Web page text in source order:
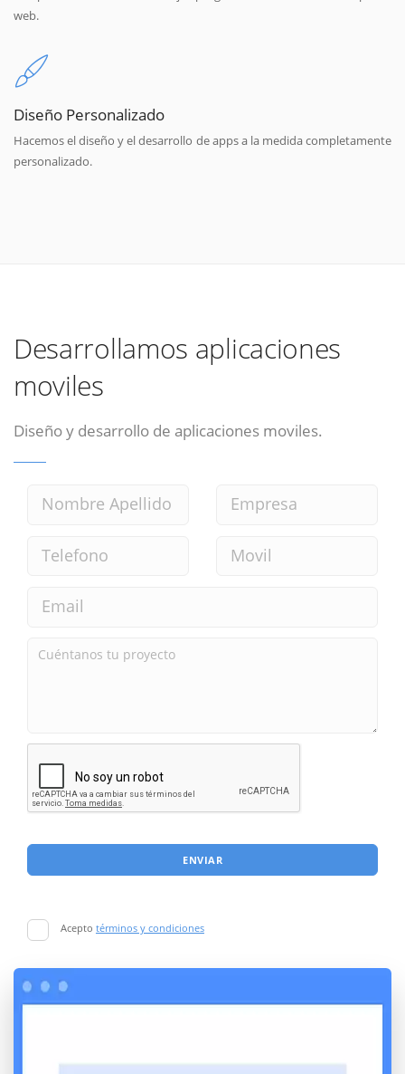
web.
Diseño Personalizado
Hacemos el diseño y el desarrollo de apps a la medida completamente
personalizado.
Desarrollamos aplicaciones
moviles
Diseño y desarrollo de aplicaciones moviles.
ENVIAR
Acepto términos y condiciones